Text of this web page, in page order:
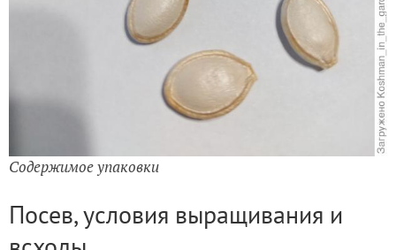
Содержимое упаковки
Посев, условия выращивания и